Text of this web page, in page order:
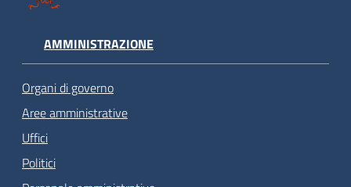
AMMINISTRAZIONE
Organi di governo
Aree amministrative
Uffici
Politici